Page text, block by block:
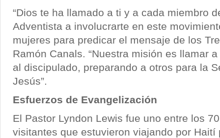
“Dios te ha llamado a ti y a cada miembro
Adventista a involucrarte en este
mujeres para predicar el mensaje de los
Ramón Canals. “Nuestra misión es llamar
al discipulado, preparando a otros para la
Jesús”.
Esfuerzos de Evangelización
El Pastor Lyndon Lewis fue uno entre los
visitantes que estuvieron viajando por Haití